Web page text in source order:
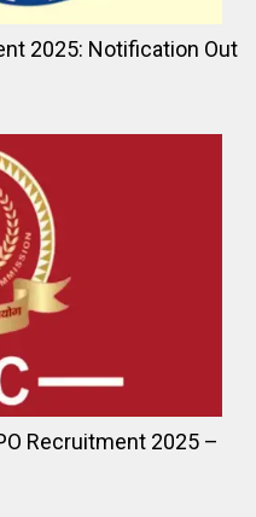
2025: Notification Out
Recruitment 2025 –